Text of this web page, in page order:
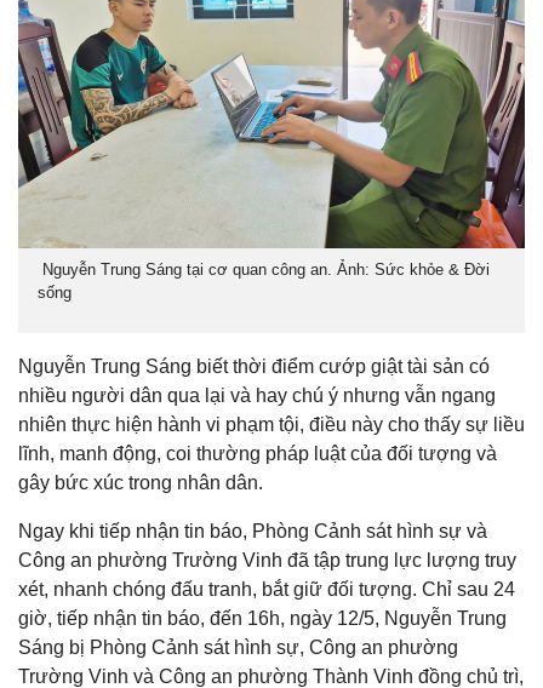
Nguyễn Trung Sáng tại cơ quan công an. Ảnh: Sức khỏe & Đời
sống
Nguyễn Trung Sáng biết thời điểm cướp giật tài sản có
nhiều người dân qua lại và hay chú ý nhưng vẫn ngang
nhiên thực hiện hành vi phạm tội, điều này cho thấy sự liều
lĩnh, manh động, coi thường pháp luật của đối tượng và
gây bức xúc trong nhân dân.
Ngay khi tiếp nhận tin báo, Phòng Cảnh sát hình sự và
Công an phường Trường Vinh đã tập trung lực lượng truy
xét, nhanh chóng đấu tranh, bắt giữ đối tượng. Chỉ sau 24
giờ, tiếp nhận tin báo, đến 16h, ngày 12/5, Nguyễn Trung
Sáng bị Phòng Cảnh sát hình sự, Công an phường
Trường Vinh và Công an phường Thành Vinh đồng chủ trì,